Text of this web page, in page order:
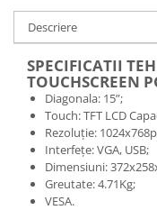
JK Series
EK Series
Tablete
Descriere
SPECIFICATII
TOUCHSCREEN
Diagonala: 15”;
Touch: TFT LCD
Rezoluție:
Interfețe: VGA, USB;
Dimensiuni:
Greutate: 4.71Kg;
VESA.